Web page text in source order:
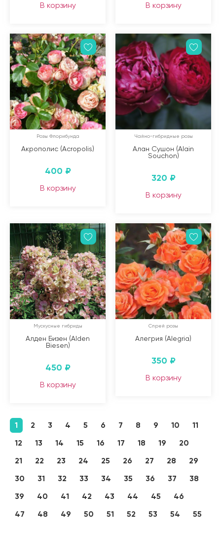
В корзину В корзину
Розы Флорибунда
Акрополис (Acropolis)
400 ₽
В корзину
Чайно-гибридные розы
Алан Сушон (Alain
Souchon)
320 ₽
В корзину
Мускусные гибриды
Алден Бизен (Alden
Biesen)
450 ₽
В корзину
Спрей розы
Алегрия (Alegria)
350 ₽
В корзину
1 2 3 4 5 6 7 8 9 10
11
12
13 14 15 16 17 18 19
20
21
22 23 24 25 26 27 28
29
30
31 32 33 34 35 36 37
38
39
40 41 42 43 44 45
46
47
48 49 50 51 52 53 54 55